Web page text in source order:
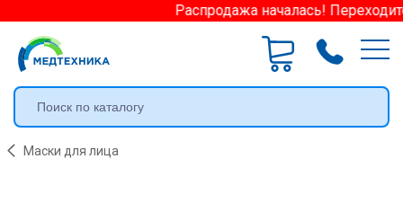
Распродажа началась!
Маски для лица